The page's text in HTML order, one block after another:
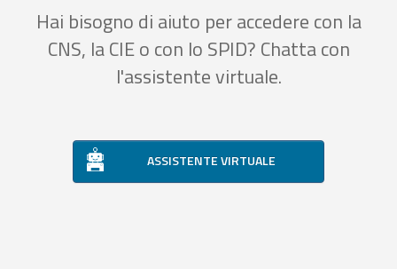
Hai bisogno di aiuto per accedere con la
CNS, la CIE o con lo SPID? Chatta con
l'assistente virtuale.
ASSISTENTE VIRTUALE